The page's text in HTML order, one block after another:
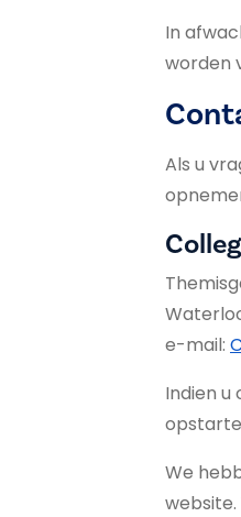
In
worden
Als u
e-mail:
Indien
We